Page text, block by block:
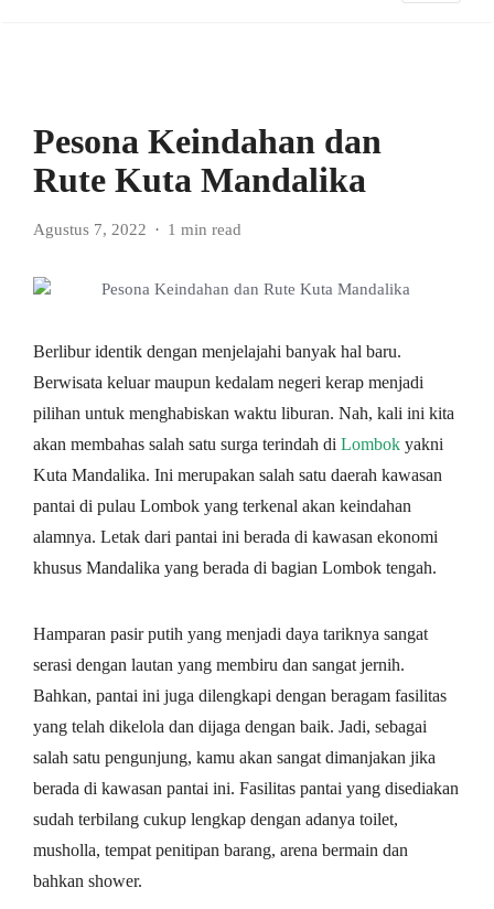
Pesona Keindahan dan
Rute Kuta Mandalika
Agustus 7, 2022 1 min read
Berlibur identik dengan menjelajahi banyak hal baru.
Berwisata keluar maupun kedalam negeri kerap menjadi
pilihan untuk menghabiskan waktu liburan. Nah, kali ini kita
akan membahas salah satu surga terindah di Lombok yakni
Kuta Mandalika. Ini merupakan salah satu daerah kawasan
pantai di pulau Lombok yang terkenal akan keindahan
alamnya. Letak dari pantai ini berada di kawasan ekonomi
khusus Mandalika yang berada di bagian Lombok tengah.
Hamparan pasir putih yang menjadi daya tariknya sangat
serasi dengan lautan yang membiru dan sangat jernih.
Bahkan, pantai ini juga dilengkapi dengan beragam fasilitas
yang telah dikelola dan dijaga dengan baik. Jadi, sebagai
salah satu pengunjung, kamu akan sangat dimanjakan jika
berada di kawasan pantai ini. Fasilitas pantai yang disediakan
sudah terbilang cukup lengkap dengan adanya toilet,
musholla, tempat penitipan barang, arena bermain dan
bahkan shower.